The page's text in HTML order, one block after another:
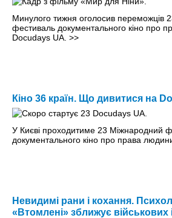
Минулого тижня оголосив переможців
фестиваль документального кіно про
Docudays UA. >>
Кіно 36 країн. Що дивитися на
У Києві проходитиме 23 Міжнародний
документального кіно про права
Невидимі рани і кохання.
«Втомлені» зближує військових